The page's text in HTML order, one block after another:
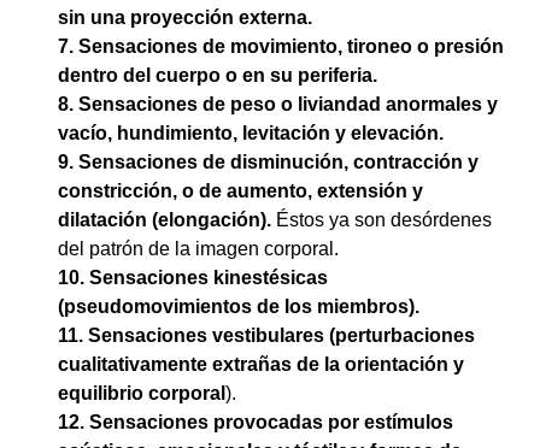
sin una proyección externa.
7. Sensaciones de movimiento, tironeo o presión
dentro del cuerpo o en su periferia.
8. Sensaciones de peso o liviandad anormales y
vacío, hundimiento, levitación y elevación.
9. Sensaciones de disminución, contracción y
constricción, o de aumento, extensión y
dilatación (elongación). Éstos ya son desórdenes
del patrón de la imagen corporal.
10. Sensaciones kinestésicas
(pseudomovimientos de los miembros).
11. Sensaciones vestibulares (perturbaciones
cualitativamente extrañas de la orientación y
equilibrio corporal).
12. Sensaciones provocadas por estímulos